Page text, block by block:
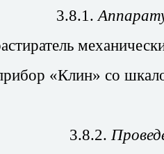
3.8.1.
«Клин» со
3.8.2.